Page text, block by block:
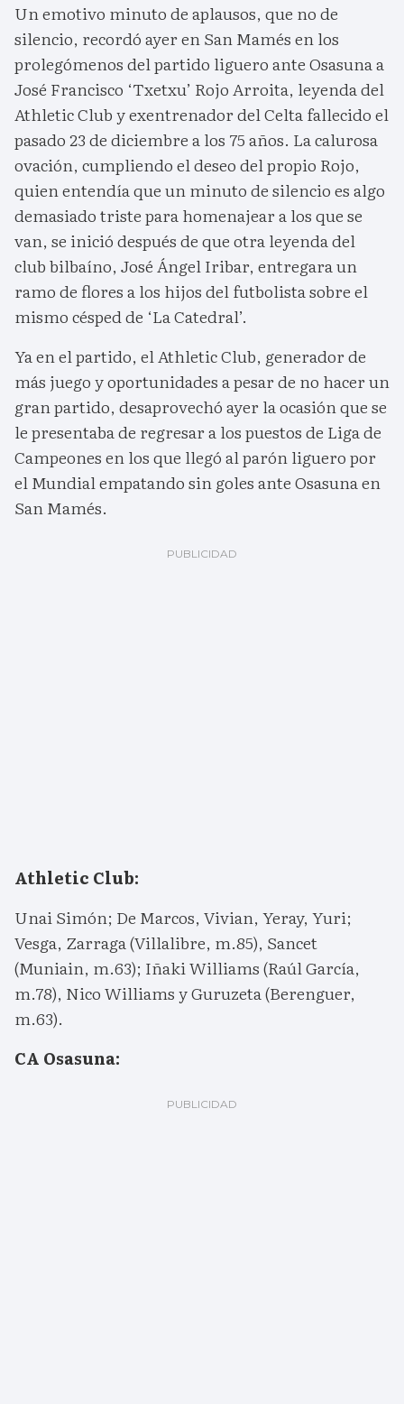
Un emotivo minuto de aplausos, que no de
silencio, recordó ayer en San Mamés en los
prolegómenos del partido liguero ante Osasuna a
José Francisco ‘Txetxu’ Rojo Arroita, leyenda del
Athletic Club y exentrenador del Celta fallecido el
pasado 23 de diciembre a los 75 años. La calurosa
ovación, cumpliendo el deseo del propio Rojo,
quien entendía que un minuto de silencio es algo
demasiado triste para homenajear a los que se
van, se inició después de que otra leyenda del
club bilbaíno, José Ángel Iribar, entregara un
ramo de flores a los hijos del futbolista sobre el
mismo césped de ‘La Catedral’.
Ya en el partido, el Athletic Club, generador de
más juego y oportunidades a pesar de no hacer un
gran partido, desaprovechó ayer la ocasión que se
le presentaba de regresar a los puestos de Liga de
Campeones en los que llegó al parón liguero por
el Mundial empatando sin goles ante Osasuna en
San Mamés.
Athletic Club:
Unai Simón; De Marcos, Vivian, Yeray, Yuri;
Vesga, Zarraga (Villalibre, m.85), Sancet
(Muniain, m.63); Iñaki Williams (Raúl García,
m.78), Nico Williams y Guruzeta (Berenguer,
m.63).
CA Osasuna: